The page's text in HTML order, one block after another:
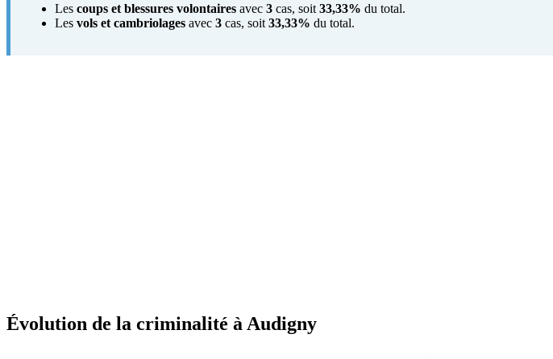
Les coups et blessures volontaires avec 3 cas, soit 33,33% du total.
Les vols et cambriolages avec 3 cas, soit 33,33% du total.
Évolution de la criminalité à Audigny